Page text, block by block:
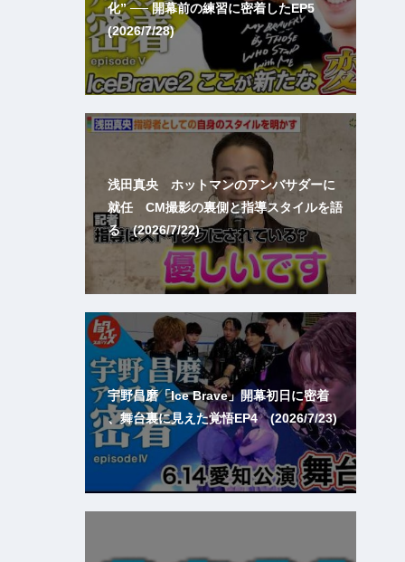
化” ── 開幕前の練習に密着したEP5
(2026/7/28)
浅田真央 ホットマンのアンバサダーに
就任 CM撮影の裏側と指導スタイルを語
る (2026/7/22)
宇野昌磨「Ice Brave」開幕初日に密着
、舞台裏に見えた覚悟EP4 (2026/7/23)